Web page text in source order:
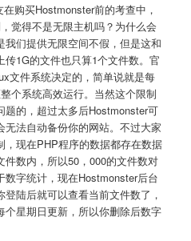
购买Hostmonster前的考查中，
觉得不是无限主机吗？为什么会
们提供无限空间不假，但是这和
1G的文件也只算1个文件数。官
文件系统决定的，简单说就是每
个系统高效运行。当然这个限制
的，超过太多后Hostmonster可
法自动备份你的网站。不过大家
，现在PHP程序的数据都存在数据
数内，所以50，000的文件数对
字统计，现在Hostmonster后台
陆后就可以查看当前文件数了，
星期日更新，所以你删除后数字